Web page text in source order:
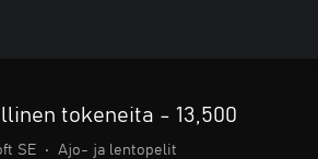
tokeneita - 13,500
SE • Ajo- ja lentopelit